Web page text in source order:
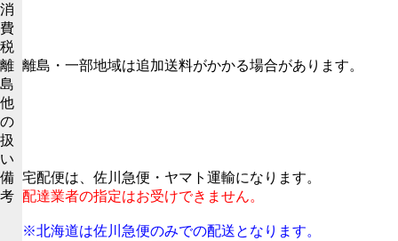
消
費
税
離
島
他
の
扱
い
離島・一部地域は追加送料がかかる場合があります。
備
考
宅配便は、佐川急便・ヤマト運輸になります。
配達業者の指定はお受けできません。
※北海道は佐川急便のみでの配送となります。